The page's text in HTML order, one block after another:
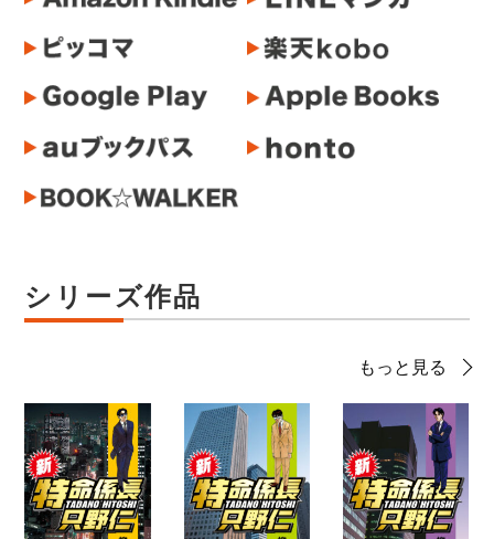
シリーズ作品
もっと見る